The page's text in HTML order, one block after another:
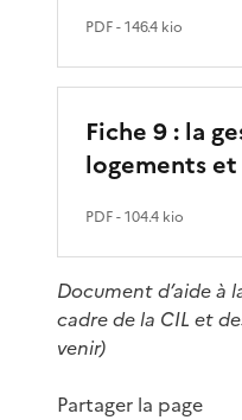
PDF- 146.4 kio
Fiche 9 : la
logements
PDF- 104.4 kio
Document d’aide à
cadre de la CIL et
venir)
Partager la page